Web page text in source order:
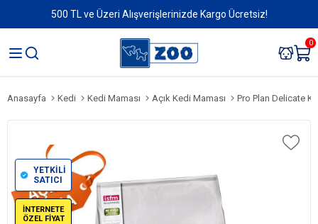
500 TL ve Üzeri Alışverişlerinizde Kargo Ücretsiz!
0
Anasayfa Kedi Kedi Maması Açık Kedi Maması Pro Plan Delicate
YETKİLİ
SATICI
İNTERNETE
ÖZEL FİYAT